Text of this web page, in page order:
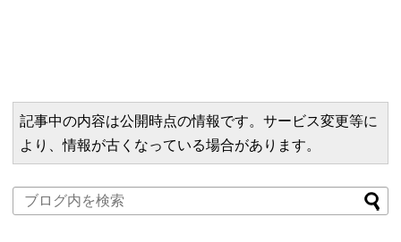
記事中の内容は公開時点の情報です。サービス変更等に
より、情報が古くなっている場合があります。